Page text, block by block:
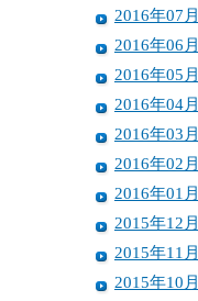
2016年07月
2016年06月
2016年05月
2016年04月
2016年03月
2016年02月
2016年01月
2015年12月
2015年11月
2015年10月